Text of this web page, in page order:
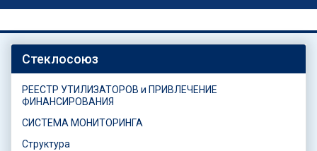
Стеклосоюз
РЕЕСТР УТИЛИЗАТОРОВ и ПРИВЛЕЧЕНИЕ
ФИНАНСИРОВАНИЯ
СИСТЕМА МОНИТОРИНГА
Структура